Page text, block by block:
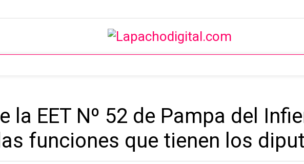
la EET Nº 52 de Pampa del
funciones que tienen los